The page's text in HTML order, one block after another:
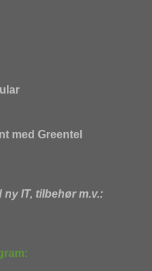
med Greentel
IT, tilbehør m.v.: